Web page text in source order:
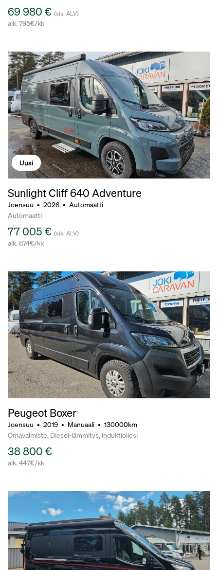
69 980 € (sis. ALV)
alk. 795€/kk
Uusi
Sunlight Cliff 640 Adventure
Joensuu • 2026 • Automaatti
Automaatti
77 005 € (sis. ALV)
alk. 874€/kk
Peugeot Boxer
Joensuu • 2019 • Manuaali • 130000km
Omavalmiste, Diesel-lämmitys, induktioliesi
38 800 €
alk. 447€/kk